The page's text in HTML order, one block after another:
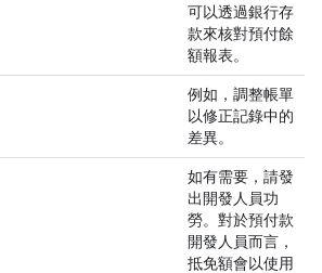
可以透過銀行存
款來核對預付餘
額報表。
例如，調整帳單
以修正記錄中的
差異。
如有需要，請發
出開發人員功
勞。對於預付款
開發人員而言，
抵免額會以使用